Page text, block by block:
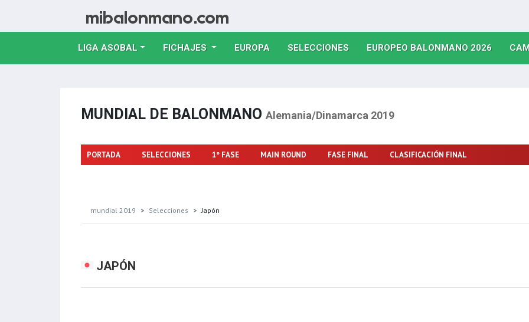
LIGA ASOBAL FICHAJES EUROPA(CURRENT)
SELECCIONES(CURRENT)
EUROPEO BALONMANO 2026
MUNDIAL DE BALONMANO Alemania/Dinamarca 2019
PORTADA SELECCIONES 1º FASE MAIN ROUND FASE FINAL CLASIFICACIÓN FINAL
mundial 2019 Selecciones Japón
JAPÓN